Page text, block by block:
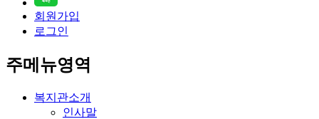
회원가입
로그인
주메뉴영역
복지관소개
인사말